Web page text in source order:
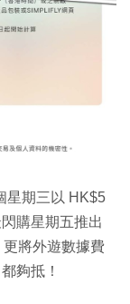
星期三以 HK$5
購星期五推出
將外遊數據費
夠抵！